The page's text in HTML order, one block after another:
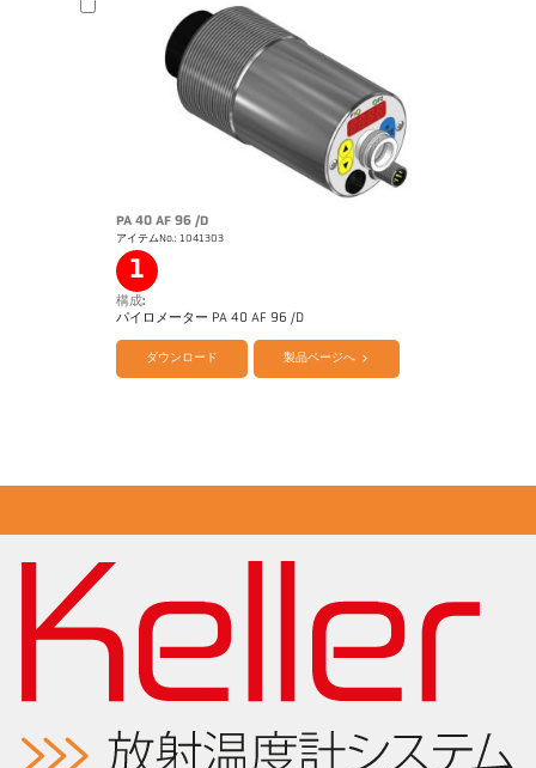
カタログ CellaTemp PA
PA 40 AF 96 /D
アイテムNo.: 1041303
1
構成:
パイロメーター PA 40 AF 96 /D
ダウンロード 製品ページへ